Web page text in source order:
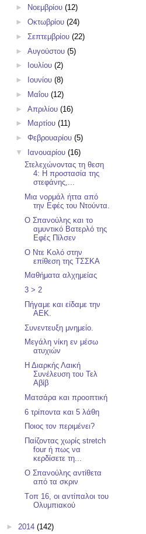
►
Νοεμβρίου (12)
► Οκτωβρίου (24)
► Σεπτεμβρίου (22)
► Αυγούστου (5)
►
Ιουλίου (2)
►
Ιουνίου (8)
►
Μαΐου (12)
► Απριλίου (16)
►
Μαρτίου (11)
► Φεβρουαρίου (5)
▼
Ιανουαρίου (16)
Στελεχώνοντας τη θεση
4: Η προστασία της
στεφάνης,...
Μια νορμάλ ήττα από
την Εφές του Ντούντα.
Ο Σπανούλης και το
αμυντικό Βατερλό της
Εφές Πίλσεν
Ο Ντε Κολό στην
επίθεση της ΤΣΣΚΑ
Μαθήματα αλχημείας
3 > 2
Πήγαμε και είδαμε την
ΑΕΚ.
Συνεντευξη μνημείο.
Μεγάλη νίκη εν μέσω
ατυχιών
Η Διαρκής Λαική
Συνέλευση του Τελ
Αβίβ
Ματσάρα και προοπτική
6 τρίποντα και 5 λάθη
Ποιος τον περιμένει?
Παίζοντας χωρίς stretch
four ή πως να
κερδίσετε τη...
Ο Σπανούλης αντίθετα
από τα σκριν
Tοπ 16, οι αντίπαλοι του
Ολυμπιακού
► 2014 (142)